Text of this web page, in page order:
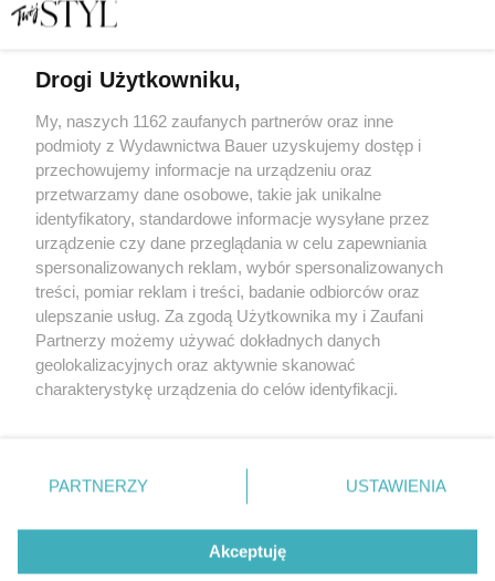
sytuacjach traci kontrolę
LENA KAMIŃSKA
RELACJE
POLITYKA PRYWATNOŚCI
Drogi Użytkowniku,
My, naszych 1162 zaufanych partnerów oraz inne
podmioty z Wydawnictwa Bauer uzyskujemy dostęp i
przechowujemy informacje na urządzeniu oraz
przetwarzamy dane osobowe, takie jak unikalne
identyfikatory, standardowe informacje wysyłane przez
urządzenie czy dane przeglądania w celu zapewniania
spersonalizowanych reklam, wybór spersonalizowanych
treści, pomiar reklam i treści, badanie odbiorców oraz
ulepszanie usług. Za zgodą Użytkownika my i Zaufani
Partnerzy możemy używać dokładnych danych
geolokalizacyjnych oraz aktywnie skanować
charakterystykę urządzenia do celów identyfikacji.
zmienić/wycofać klikając przycisk ustawień prywatności
znajdujący się w lewym dolnym rogu strony
rodzaje przetwarzania danych nie wymagają zgody
użytkownika, ale masz prawo sprzeciwić się takiemu
PARTNERZY USTAWIENIA
Akceptuję